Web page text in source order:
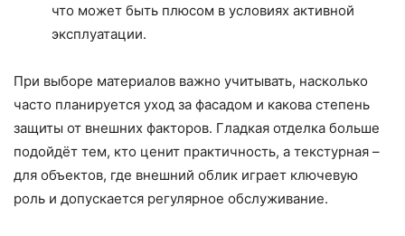
что может быть плюсом в условиях активной
эксплуатации.
При выборе материалов важно учитывать, насколько
часто планируется уход за фасадом и какова степень
защиты от внешних факторов. Гладкая отделка больше
подойдёт тем, кто ценит практичность, а текстурная –
для объектов, где внешний облик играет ключевую
роль и допускается регулярное обслуживание.